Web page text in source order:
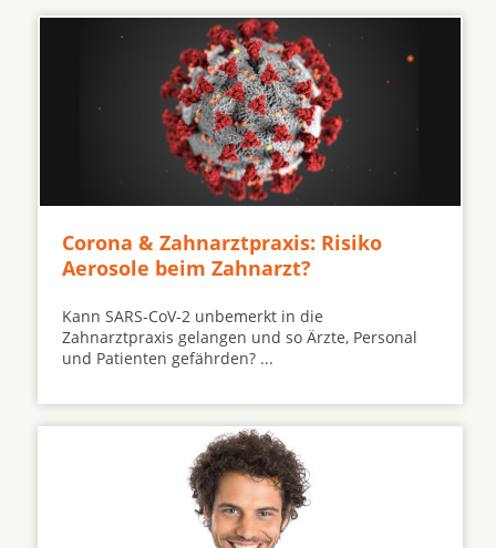
Corona & Zahnarztpraxis: Risiko
Aerosole beim Zahnarzt?
Kann SARS-CoV-2 unbemerkt in die
Zahnarztpraxis gelangen und so Ärzte, Personal
und Patienten gefährden? ...